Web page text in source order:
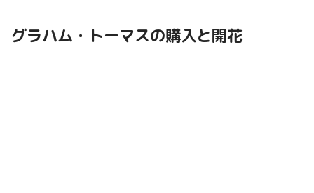
グラハム・トーマスの購入と開花